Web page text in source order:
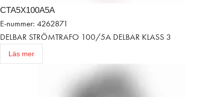
CTA5X100A5A
E-nummer: 4262871
DELBAR STRÖMTRAFO 100/5A DELBAR KLASS 3
Läs mer